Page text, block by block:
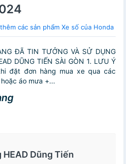
các sản phẩm Xe số của Honda
ĐÃ TIN TƯỞNG VÀ SỬ DỤNG
DŨNG TIẾN SÀI GÒN 1. LƯU Ý
đặt đơn hàng mua xe qua các
áo mưa +...
HEAD Dũng Tiến